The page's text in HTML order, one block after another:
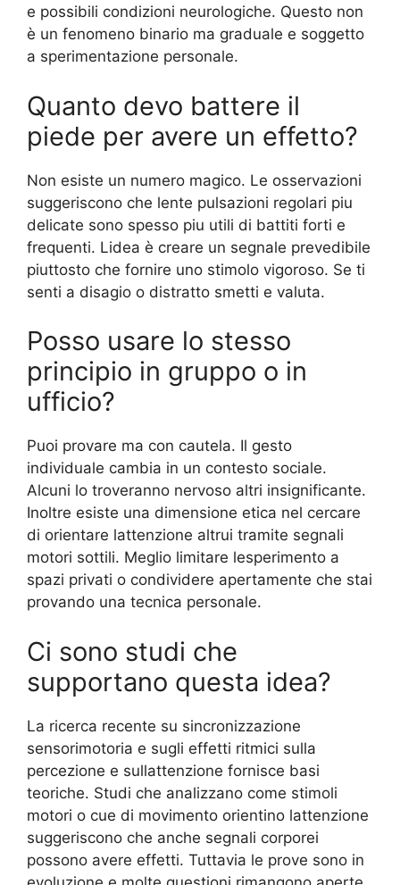
e possibili condizioni neurologiche. Questo non
è un fenomeno binario ma graduale e soggetto
a sperimentazione personale.
Quanto devo battere il
piede per avere un effetto?
Non esiste un numero magico. Le osservazioni
suggeriscono che lente pulsazioni regolari piu
delicate sono spesso piu utili di battiti forti e
frequenti. Lidea è creare un segnale prevedibile
piuttosto che fornire uno stimolo vigoroso. Se ti
senti a disagio o distratto smetti e valuta.
Posso usare lo stesso
principio in gruppo o in
ufficio?
Puoi provare ma con cautela. Il gesto
individuale cambia in un contesto sociale.
Alcuni lo troveranno nervoso altri insignificante.
Inoltre esiste una dimensione etica nel cercare
di orientare lattenzione altrui tramite segnali
motori sottili. Meglio limitare lesperimento a
spazi privati o condividere apertamente che stai
provando una tecnica personale.
Ci sono studi che
supportano questa idea?
La ricerca recente su sincronizzazione
sensorimotoria e sugli effetti ritmici sulla
percezione e sullattenzione fornisce basi
teoriche. Studi che analizzano come stimoli
motori o cue di movimento orientino lattenzione
suggeriscono che anche segnali corporei
possono avere effetti. Tuttavia le prove sono in